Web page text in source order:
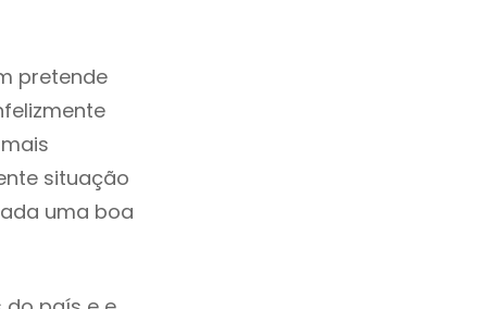
pretende
situação
uma boa